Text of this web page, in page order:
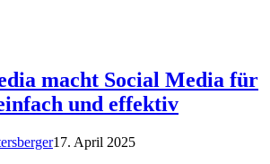
macht Social Media für
und effektiv
17. April 2025